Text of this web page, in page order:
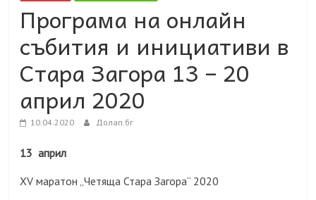
пътешествия|
мода|
събития|
кухня|
реклама|
минало|
Програма на онлайн
събития и инициативи в
Стара Загора 13 – 20
април 2020
10.04.2020 Долап.бг
13 април
XV маратон „Четяща Стара Загора“ 2020